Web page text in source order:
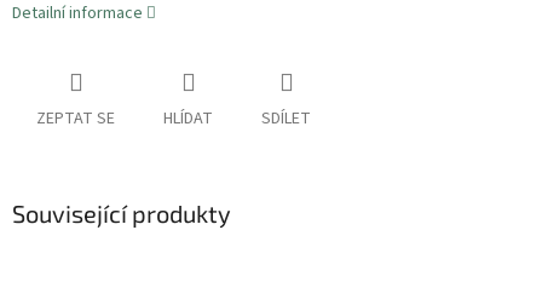
Detailní informace
ZEPTAT SE HLÍDAT SDÍLET
Související produkty